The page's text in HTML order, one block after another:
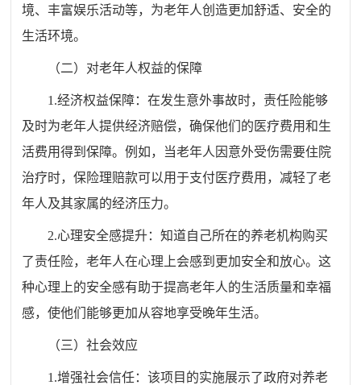
境、丰富娱乐活动等，为老年人创造更加舒适、安全的
生活环境。
（二）对老年人权益的保障
1.经济权益保障：在发生意外事故时，责任险能够
及时为老年人提供经济赔偿，确保他们的医疗费用和生
活费用得到保障。例如，当老年人因意外受伤需要住院
治疗时，保险理赔款可以用于支付医疗费用，减轻了老
年人及其家属的经济压力。
2.心理安全感提升：知道自己所在的养老机构购买
了责任险，老年人在心理上会感到更加安全和放心。这
种心理上的安全感有助于提高老年人的生活质量和幸福
感，使他们能够更加从容地享受晚年生活。
（三）社会效应
1.增强社会信任：该项目的实施展示了政府对养老